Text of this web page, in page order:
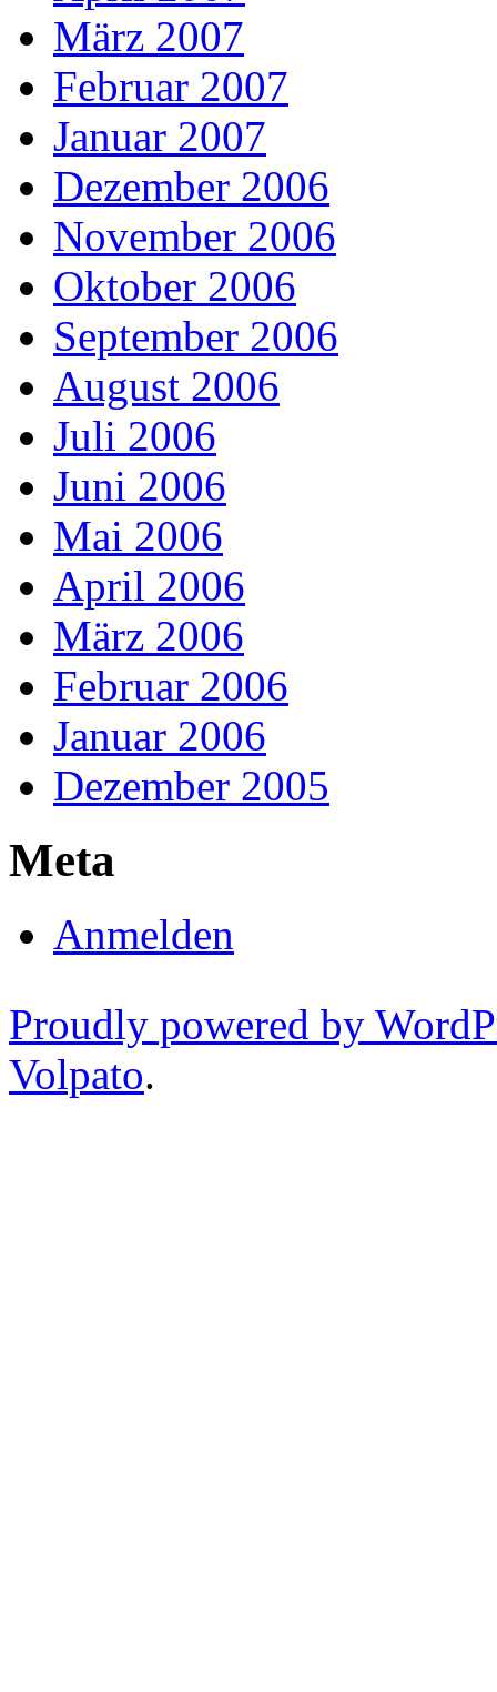
März 2007
Februar 2007
Januar 2007
Dezember 2006
November 2006
Oktober 2006
September 2006
August 2006
Juli 2006
Juni 2006
Mai 2006
April 2006
März 2006
Februar 2006
Januar 2006
Dezember 2005
Meta
Anmelden
Proudly powered by
Volpato.